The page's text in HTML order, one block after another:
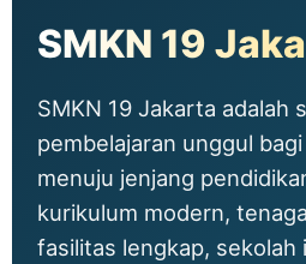
SMKN 19
SMKN 19 Jakarta adalah
pembelajaran unggul
menuju jenjang
kurikulum modern,
fasilitas lengkap, sekolah